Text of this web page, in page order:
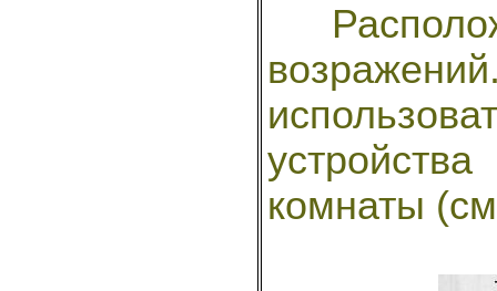
комнаты